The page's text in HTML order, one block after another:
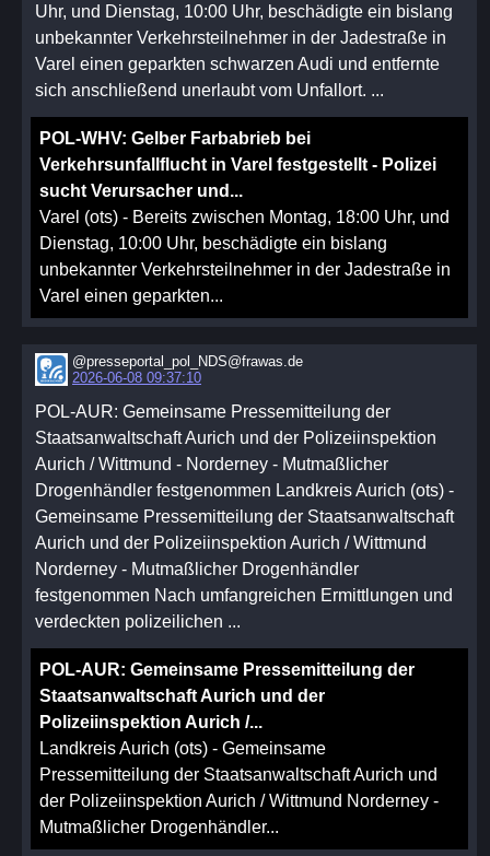
Uhr, und Dienstag, 10:00 Uhr, beschädigte ein bislang
unbekannter Verkehrsteilnehmer in der Jadestraße in
Varel einen geparkten schwarzen Audi und entfernte
sich anschließend unerlaubt vom Unfallort. ...
POL-WHV: Gelber Farbabrieb bei
Verkehrsunfallflucht in Varel festgestellt - Polizei
sucht Verursacher und...
Varel (ots) - Bereits zwischen Montag, 18:00 Uhr, und
Dienstag, 10:00 Uhr, beschädigte ein bislang
unbekannter Verkehrsteilnehmer in der Jadestraße in
Varel einen geparkten...
@presseportal_pol_NDS@frawas.de
2026-06-08 09:37:10
POL-AUR: Gemeinsame Pressemitteilung der
Staatsanwaltschaft Aurich und der Polizeiinspektion
Aurich / Wittmund - Norderney - Mutmaßlicher
Drogenhändler festgenommen Landkreis Aurich (ots) -
Gemeinsame Pressemitteilung der Staatsanwaltschaft
Aurich und der Polizeiinspektion Aurich / Wittmund
Norderney - Mutmaßlicher Drogenhändler
festgenommen Nach umfangreichen Ermittlungen und
verdeckten polizeilichen ...
POL-AUR: Gemeinsame Pressemitteilung der
Staatsanwaltschaft Aurich und der
Polizeiinspektion Aurich /...
Landkreis Aurich (ots) - Gemeinsame
Pressemitteilung der Staatsanwaltschaft Aurich und
der Polizeiinspektion Aurich / Wittmund Norderney -
Mutmaßlicher Drogenhändler...